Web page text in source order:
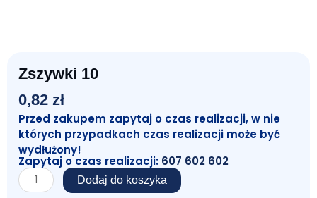
Zszywki 10
0,82 zł
Przed zakupem zapytaj o czas realizacji, w nie
których przypadkach czas realizacji może być
wydłużony!
Zapytaj o czas realizacji: 607 602 602
ilość
Zszywki
Dodaj do koszyka